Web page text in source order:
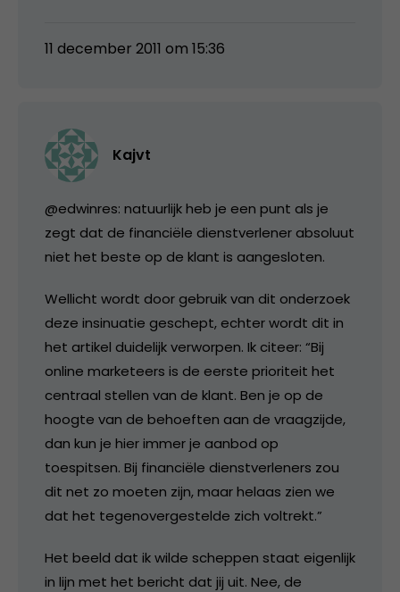
11 december 2011 om 15:36
Kajvt
@edwinres: natuurlijk heb je een punt als je
zegt dat de financiële dienstverlener absoluut
niet het beste op de klant is aangesloten.
Wellicht wordt door gebruik van dit onderzoek
deze insinuatie geschept, echter wordt dit in
het artikel duidelijk verworpen. Ik citeer: “Bij
online marketeers is de eerste prioriteit het
centraal stellen van de klant. Ben je op de
hoogte van de behoeften aan de vraagzijde,
dan kun je hier immer je aanbod op
toespitsen. Bij financiële dienstverleners zou
dit net zo moeten zijn, maar helaas zien we
dat het tegenovergestelde zich voltrekt.”
Het beeld dat ik wilde scheppen staat eigenlijk
in lijn met het bericht dat jij uit. Nee, de